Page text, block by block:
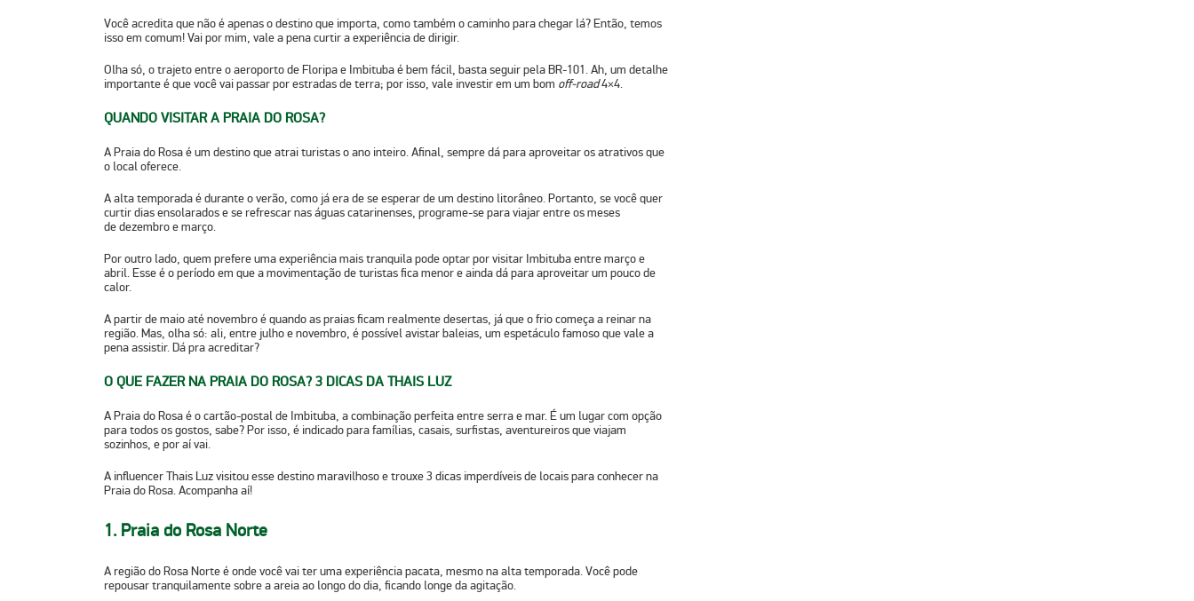
Você acredita que não é apenas o destino que importa, como também o caminho para chegar lá? Então, temos
isso em comum! Vai por mim, vale a pena curtir a experiência de dirigir.
Olha só, o trajeto entre o aeroporto de Floripa e Imbituba é bem fácil, basta seguir pela BR-101. Ah, um detalhe
importante é que você vai passar por estradas de terra; por isso, vale investir em um bom off-road4×4.
QUANDO VISITAR A PRAIA DO ROSA?
A Praia do Rosa é um destino que atrai turistas o ano inteiro. Afinal, sempre dá para aproveitar os atrativos que
o local oferece.
A alta temporada é durante o verão, como já era de se esperar de um destino litorâneo. Portanto, se você quer
curtir dias ensolarados e se refrescar nas águas catarinenses, programe-se para viajar entre os meses
dedezembro e março.
Por outro lado, quem prefere uma experiência mais tranquila pode optar por visitar Imbituba entre março e
abril. Esse é o período em que a movimentação de turistas fica menor e ainda dá para aproveitar um pouco de
calor.
A partir de maio até novembro é quando as praias ficam realmente desertas, já que o frio começa a reinar na
região. Mas, olha só: ali, entre julho e novembro, é possívelavistar baleias, um espetáculo famoso que vale a
pena assistir. Dá pra acreditar?
O QUE FAZER NA PRAIA DO ROSA? 3 DICAS DA THAIS LUZ
A Praia do Rosa é o cartão-postal de Imbituba, a combinação perfeita entre serra e mar. É um lugar com opção
para todos os gostos, sabe? Por isso, é indicado para famílias, casais, surfistas, aventureiros que viajam
sozinhos, e por aí vai.
A influencer Thais Luz visitou esse destino maravilhoso e trouxe3 dicas imperdíveis de locais para conhecer na
Praia do Rosa. Acompanha aí!
1. Praia do Rosa Norte
A região do Rosa Norte é onde você vai ter uma experiência pacata, mesmo na alta temporada. Você pode
repousar tranquilamente sobre a areia ao longo do dia, ficando longe da agitação.